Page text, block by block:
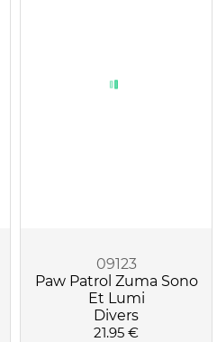
09123
Paw Patrol Zuma Sono
Et Lumi
Divers
21.95 €